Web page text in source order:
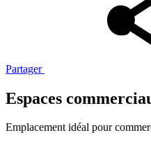
Partager
Espaces
Emplacement idéal pour